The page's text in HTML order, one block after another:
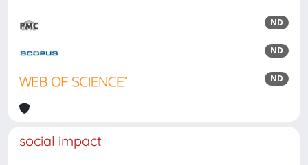
ND
ND
ND
social impact